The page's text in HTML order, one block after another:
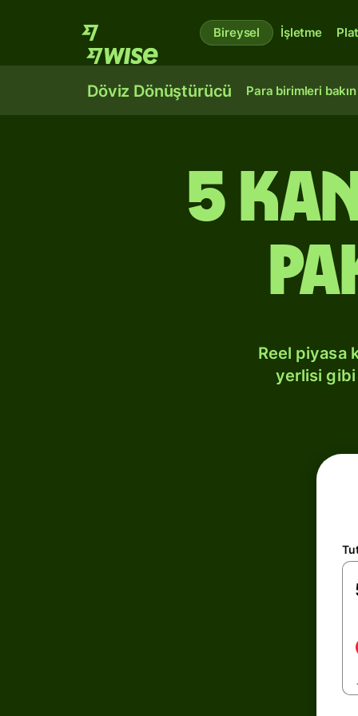
Bireysel İşletme
Döviz Dönüştürücü Para birimleri bakın
5
Reel piyasa
yerlisi gibi